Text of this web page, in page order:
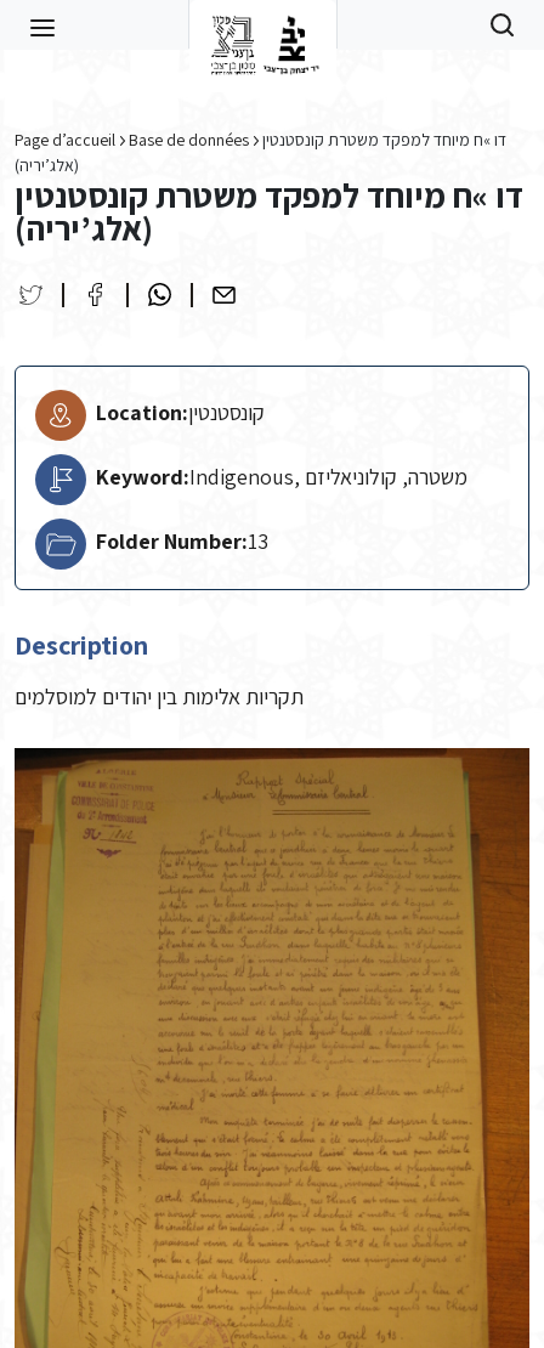
Page d’accueil Base de données
דו »ח מיוחד למפקד משטרת קונסטנטין
(אלג’יריה)
דו »ח מיוחד למפקד משטרת קונסטנטין
(אלג’יריה)
Location:קונסטנטין
Keyword: Indigenous, משטרה, קולוניאליזם
Folder Number:13
Description
תקריות אלימות בין יהודים למוסלמים